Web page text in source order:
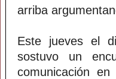
arriba
Este jueves el
sostuvo un
comunicación